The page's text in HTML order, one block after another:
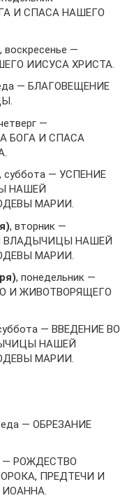
И СПАСА НАШЕГО
, воскресенье —
ИИСУСА ХРИСТА.
— БЛАГОВЕЩЕНИЕ
—
БОГА И СПАСА
, суббота — УСПЕНИЕ
НАШЕЙ
МАРИИ.
, вторник —
ВЛАДЫЧИЦЫ НАШЕЙ
МАРИИ.
, понедельник —
И ЖИВОТВОРЯЩЕГО
— ВВЕДЕНИЕ ВО
НАШЕЙ
МАРИИ.
— ОБРЕЗАНИЕ
— РОЖДЕСТВО
ПРЕДТЕЧИ И